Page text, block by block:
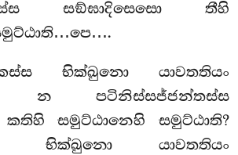
සඞ්ඝාදිසෙසො තීහි
භික්ඛුනො යාවතතියං
න පටිනිස්සජ්ජන්තස්ස
කතිහි සමුට්ඨානෙහි සමුට්ඨාති?
භික්ඛුනො යාවතතියං